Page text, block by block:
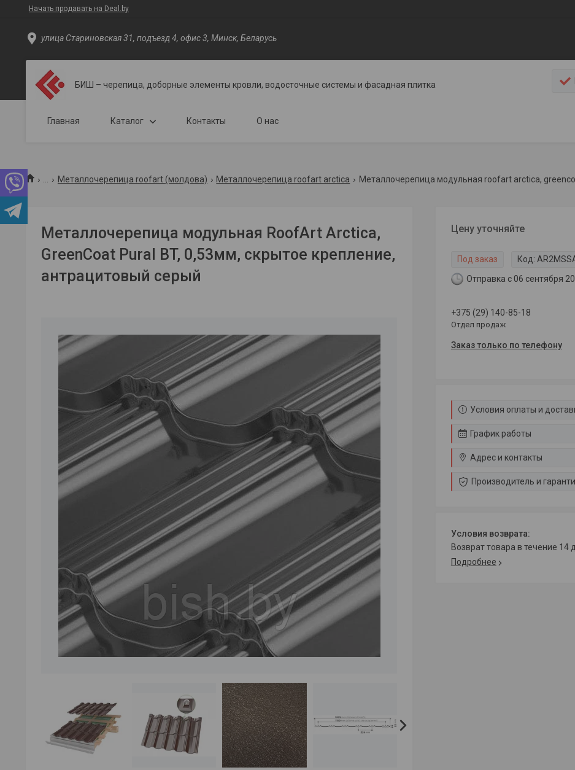
Начать продавать на Deal.by
улица Стариновская 31, подъезд 4, офис 3, Минск, Беларусь
БИШ – черепица, доборные элементы кровли, водосточные системы и фасадная плитка
Главная Каталог Контакты О нас
Металлочерепица roofart (молдова) Металлочерепица roofart arctica
Металлочерепица модульная RoofArt Arctica,
GreenCoat Pural BT, 0,53мм, скрытое крепление,
антрацитовый серый
Цену уточняйте
Под заказ Код:
Отправка с 06 сентября
+375 (29) 140-85-18
Отдел продаж
Заказ только по телефону
Условия оплаты и
График работы
Адрес и контакты
Производитель и
возврат товара в течение 14
Подробнее